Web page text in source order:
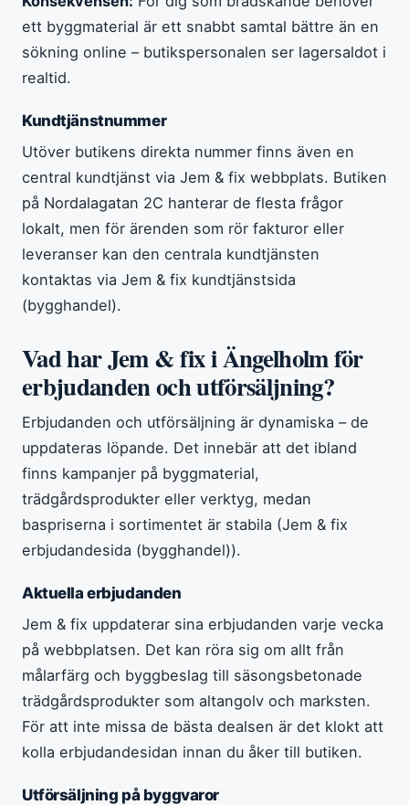
ett byggmaterial är ett snabbt samtal bättre än en
sökning online – butikspersonalen ser lagersaldot i
realtid.
Kundtjänstnummer
Utöver butikens direkta nummer finns även en
central kundtjänst via Jem & fix webbplats. Butiken
på Nordalagatan 2C hanterar de flesta frågor
lokalt, men för ärenden som rör fakturor eller
leveranser kan den centrala kundtjänsten
kontaktas via Jem & fix kundtjänstsida
(bygghandel).
Vad har Jem & fix i Ängelholm för
erbjudanden och utförsäljning?
Erbjudanden och utförsäljning är dynamiska – de
uppdateras löpande. Det innebär att det ibland
finns kampanjer på byggmaterial,
trädgårdsprodukter eller verktyg, medan
baspriserna i sortimentet är stabila (Jem & fix
erbjudandesida (bygghandel)).
Aktuella erbjudanden
Jem & fix uppdaterar sina erbjudanden varje vecka
på webbplatsen. Det kan röra sig om allt från
målarfärg och byggbeslag till säsongsbetonade
trädgårdsprodukter som altangolv och marksten.
För att inte missa de bästa dealsen är det klokt att
kolla erbjudandesidan innan du åker till butiken.
Utförsäljning på byggvaror